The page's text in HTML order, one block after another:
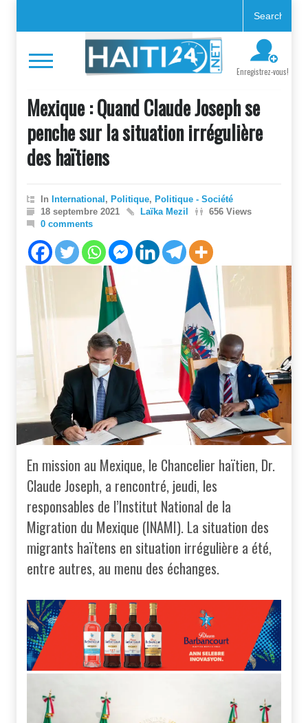
Enregistrez-vous!
Mexique : Quand Claude Joseph se
penche sur la situation irrégulière
des haïtiens
In International , Politique, Politique - Société
18 septembre 2021
Laïka Mezil
656 Views
0 comments
En mission au Mexique, le Chancelier haïtien, Dr.
Claude Joseph, a rencontré, jeudi, les
responsables de l’Institut National de la
Migration du Mexique (INAMI). La situation des
migrants haïtens en situation irrégulière a été,
entre autres, au menu des échanges.